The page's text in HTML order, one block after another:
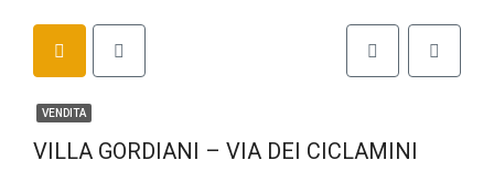
VENDITA
VILLA GORDIANI – VIA DEI CICLAMINI